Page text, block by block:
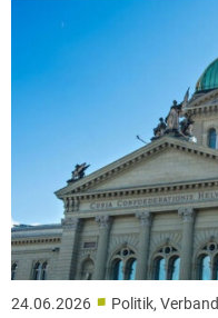
24.06.2026 ■ Politik, Verband